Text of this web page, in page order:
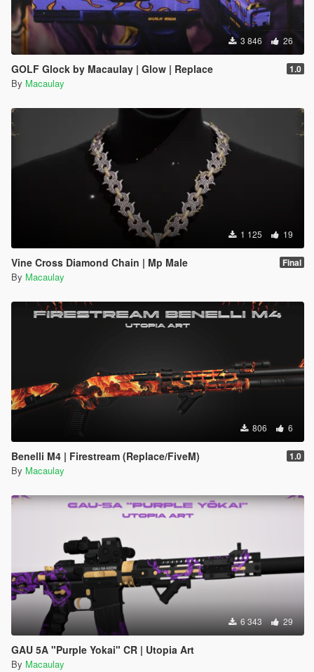
3 846 26
GOLF Glock by Macaulay | Glow | Replace 1.0
By Macaulay
1 125 19
Vine Cross Diamond Chain | Mp Male Final
By Macaulay
806 6
Benelli M4 | Firestream (Replace/FiveM) 1.0
By Macaulay
6 343 29
GAU 5A "Purple Yokai" CR | Utopia Art
By Macaulay